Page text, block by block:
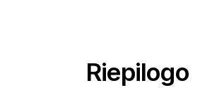
Riepilogo